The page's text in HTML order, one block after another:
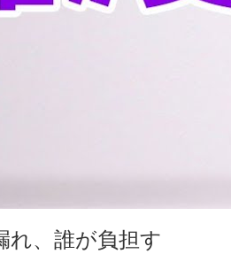
れ、誰が負担す